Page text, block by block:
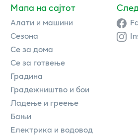
Мапа на сајтот
Алати и машини
Сезона
Се за дома
Се за готвење
Градина
Градежништво и бои
Ладење и греење
Бањи
Електрика и водовод